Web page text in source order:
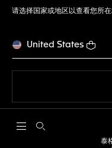
请选择国家或地区以查看您所在
United States
打开搜索